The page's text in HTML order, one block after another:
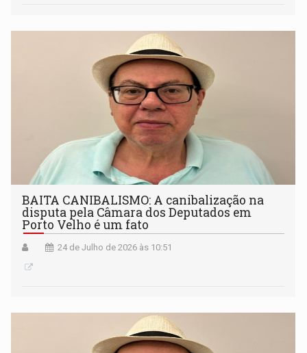
BAITA CANIBALISMO: A canibalização na
disputa pela Câmara dos Deputados em
Porto Velho é um fato
24 de Julho de 2026 às 10:51